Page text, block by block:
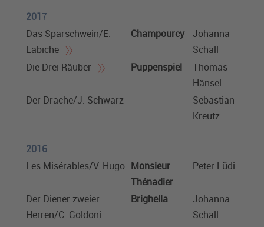
2017
Das Sparschwein/E.
Labiche
Champourcy
Johanna
Schall
Die Drei Räuber
Puppenspiel
Thomas
Hänsel
Der Drache/J. Schwarz
Sebastian
Kreutz
2016
Les Misérables/V. Hugo Monsieur
Thénadier
Peter Lüdi
Der Diener zweier
Herren/C. Goldoni
Brighella
Johanna
Schall